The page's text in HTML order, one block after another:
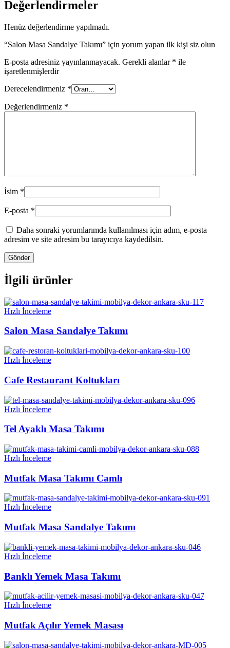
Değerlendirmeler
Henüz değerlendirme yapılmadı.
“Salon Masa Sandalye Takımı” için yorum yapan ilk kişi siz olun
E-posta adresiniz yayınlanmayacak. Gerekli alanlar * ile
işaretlenmişlerdir
Derecelendirmeniz *
Değerlendirmeniz *
İsim *
E-posta *
Daha sonraki yorumlarımda kullanılması için adım, e-posta
adresim ve site adresim bu tarayıcıya kaydedilsin.
İlgili ürünler
Hızlı İnceleme
Salon Masa Sandalye Takımı
Hızlı İnceleme
Cafe Restaurant Koltukları
Hızlı İnceleme
Tel Ayaklı Masa Takımı
Hızlı İnceleme
Mutfak Masa Takımı Camlı
Hızlı İnceleme
Mutfak Masa Sandalye Takımı
Hızlı İnceleme
Banklı Yemek Masa Takımı
Hızlı İnceleme
Mutfak Açılır Yemek Masası